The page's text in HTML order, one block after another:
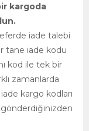
kargoda
iade talebi
tane iade kodu
kod ile tek bir
zamanlarda
kargo kodları